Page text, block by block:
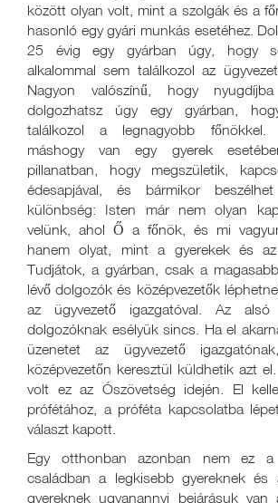
között olyan volt, mint a szolgák és a
hasonló egy gyári munkás esetéhez.
25 évig egy gyárban úgy, hogy
alkalommal sem találkozol az
Nagyon valószínű, hogy
dolgozhatsz úgy egy gyárban,
találkozol a legnagyobb főnökkel.
máshogy van egy gyerek
pillanatban, hogy megszületik,
édesapjával, és bármikor
különbség: Isten már nem olyan
velünk, ahol Ő a főnök, és mi
hanem olyat, mint a gyerekek és
Tudjátok, a gyárban, csak a
lévő dolgozók és középvezetők
az ügyvezető igazgatóval. Az
dolgozóknak esélyük sincs. Ha el
üzenetet az ügyvezető
középvezetőn keresztül küldhetik azt
volt ez az Ószövetség idején. El
prófétához, a próféta kapcsolatba
választ kapott.
Egy otthonban azonban nem ez a
családban a legkisebb gyereknek és
gyereknek ugyanannyi bejárásuk